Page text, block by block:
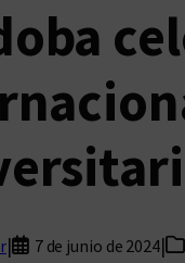
| 7 de junio de 2024|